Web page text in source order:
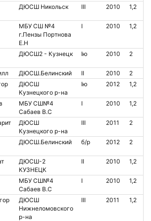
ДЮСШ Никольск III 2010 1,2
МБУ СШ №4
г.Пензы Портнова
Е.Н
I 2010 1,2
ДЮСШ2 - Кузнецк Iю 2010 2
ДЮСШ.Белинский II 2010
2
ДЮСШ
Кузнецкого р-на
Iю 2012 1,2
МБУ СШ№4
Сабаев В.С
I 2010 1,2
ДЮСШ
Кузнецкого р-на
III 2011 2
ДЮСШ.Белинский б/р 2012 2
ДЮСШ-2
КУЗНЕЦК
II 2010 1,2
МБУ СШ№4
Сабаев В.С
I 2010 1,2
ДЮСШ
Нижнеломовского
р-на
III 2011 1,2